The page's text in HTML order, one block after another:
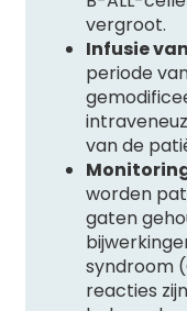
vergroot.
Infusie
periode
van de
worden
gaten
syndroom
reacties